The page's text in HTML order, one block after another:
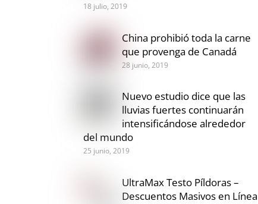
18 julio, 2019
China prohibió toda la carne
que provenga de Canadá
28 junio, 2019
Nuevo estudio dice que las
lluvias fuertes continuarán
intensificándose alrededor
del mundo
25 junio, 2019
UltraMax Testo Píldoras –
Descuentos Masivos en Línea